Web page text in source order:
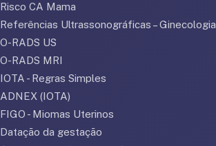
Risco CA Mama
Referências Ultrassonográficas – Ginecologia
O-RADS US
O-RADS MRI
IOTA - Regras Simples
ADNEX (IOTA)
FIGO - Miomas Uterinos
Datação da gestação